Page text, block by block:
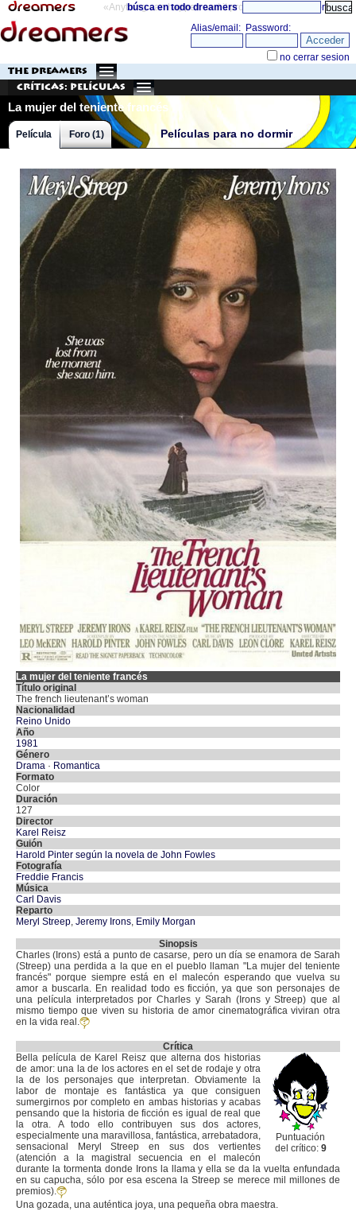
«Anything can happen and it probably will» directorio
búsca en todo dreamers
THE DREAMERS
Críticas: Películas
La mujer del teniente francés
Películas para no dormir
Película Foro (1)
La mujer del teniente francés
Título original
The french lieutenant’s woman
Nacionalidad
Reino Unido
Año
1981
Género
Drama · Romantica
Formato
Color
Duración
127
Director
Karel Reisz
Guión
Harold Pinter según la novela de John Fowles
Fotografía
Freddie Francis
Música
Carl Davis
Reparto
Meryl Streep, Jeremy Irons, Emily Morgan
Sinopsis
Charles (Irons) está a punto de casarse, pero un día se enamora de Sarah
(Streep) una perdida a la que en el pueblo llaman "La mujer del teniente
francés" porque siempre está en el malecón esperando que vuelva su
amor a buscarla. En realidad todo es ficción, ya que son personajes de
una película interpretados por Charles y Sarah (Irons y Streep) que al
mismo tiempo que viven su historia de amor cinematográfica viviran otra
en la vida real.
Crítica
Puntuación
del crítico: 9
Bella película de Karel Reisz que alterna dos historias
de amor: una la de los actores en el set de rodaje y otra
la de los personajes que interpretan. Obviamente la
labor de montaje es fantástica ya que consiguen
sumergirnos por completo en ambas historias y acabas
pensando que la historia de ficción es igual de real que
la otra. A todo ello contribuyen sus dos actores,
especialmente una maravillosa, fantástica, arrebatadora,
sensacional Meryl Streep en sus dos vertientes
(atención a la magistral secuencia en el malecón
durante la tormenta donde Irons la llama y ella se da la vuelta enfundada
en su capucha, sólo por esa escena la Streep se merece mil millones de
premios).
Una gozada, una auténtica joya, una pequeña obra maestra.